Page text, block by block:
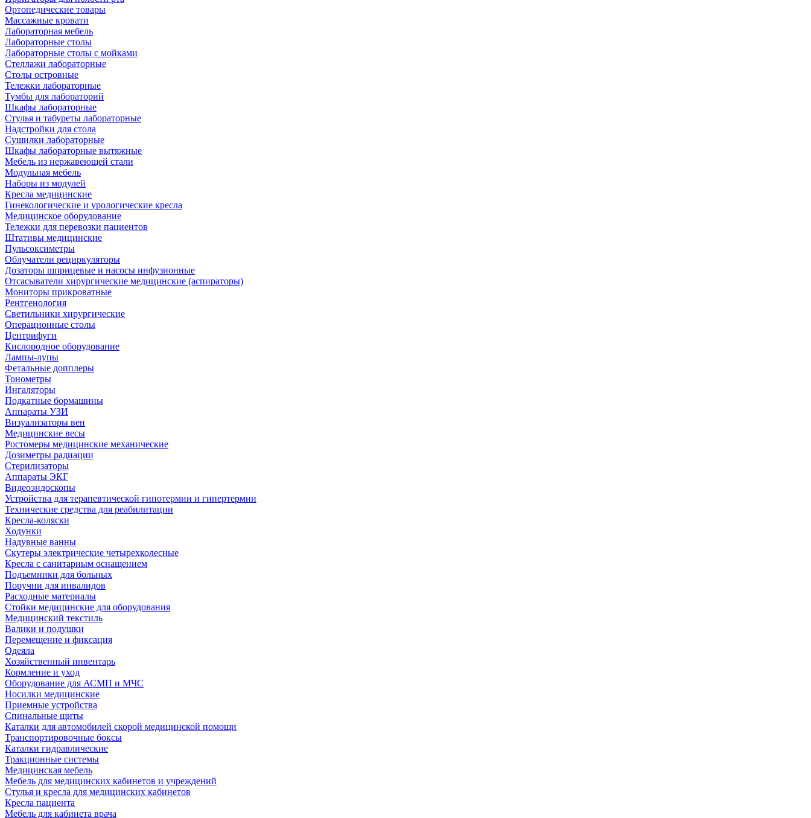
Ортопедические товары
Массажные кровати
Лабораторная мебель
Лабораторные столы
Лабораторные столы с мойками
Стеллажи лабораторные
Столы островные
Тележки лабораторные
Тумбы для лабораторий
Шкафы лабораторные
Стулья и табуреты лабораторные
Надстройки для стола
Сушилки лабораторные
Шкафы лабораторные вытяжные
Мебель из нержавеющей стали
Модульная мебель
Наборы из модулей
Кресла медицинские
Гинекологические и урологические кресла
Медицинское оборудование
Тележки для перевозки пациентов
Штативы медицинские
Пульсоксиметры
Облучатели рециркуляторы
Дозаторы шприцевые и насосы инфузионные
Отсасыватели хирургические медицинские (аспираторы)
Мониторы прикроватные
Рентгенология
Светильники хирургические
Операционные столы
Центрифуги
Кислородное оборудование
Лампы-лупы
Фетальные допплеры
Тонометры
Ингаляторы
Подкатные бормашины
Аппараты УЗИ
Визуализаторы вен
Медицинские весы
Ростомеры медицинские механические
Дозиметры радиации
Стерилизаторы
Аппараты ЭКГ
Видеоэндоскопы
Устройства для терапевтической гипотермии и гипертермии
Технические средства для реабилитации
Кресла-коляски
Ходунки
Надувные ванны
Скутеры электрические четырехколесные
Кресла с санитарным оснащением
Подъемники для больных
Поручни для инвалидов
Расходные материалы
Стойки медицинские для оборудования
Медицинский текстиль
Валики и подушки
Перемещение и фиксация
Одеяла
Хозяйственный инвентарь
Кормление и уход
Оборудование для АСМП и МЧС
Носилки медицинские
Приемные устройства
Спинальные щиты
Каталки для автомобилей скорой медицинской помощи
Транспортировочные боксы
Каталки гидравлические
Тракционные системы
Медицинская мебель
Мебель для медицинских кабинетов и учреждений
Стулья и кресла для медицинских кабинетов
Кресла пациента
Мебель для кабинета врача